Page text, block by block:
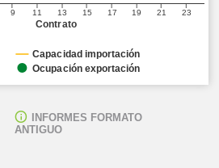
Contrato
9 11 13 15 17 19 21 23
Capacidad importación
Ocupación exportación
INFORMES FORMATO
ANTIGUO